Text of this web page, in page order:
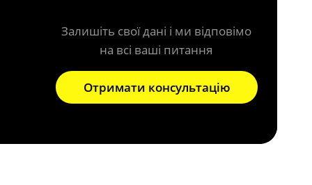
Залишіть свої дані і ми відповімо
на всі ваші питання
Отримати консультацію